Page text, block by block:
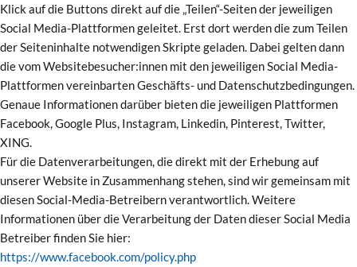
Klick auf die Buttons direkt auf die „Teilen“-Seiten der jeweiligen
Social Media-Plattformen geleitet. Erst dort werden die zum Teilen
der Seiteninhalte notwendigen Skripte geladen. Dabei gelten dann
die vom Websitebesucher:innen mit den jeweiligen Social Media-
Plattformen vereinbarten Geschäfts- und Datenschutzbedingungen.
Genaue Informationen darüber bieten die jeweiligen Plattformen
Facebook, Google Plus, Instagram, Linkedin, Pinterest, Twitter,
XING.
Für die Datenverarbeitungen, die direkt mit der Erhebung auf
unserer Website in Zusammenhang stehen, sind wir gemeinsam mit
diesen Social-Media-Betreibern verantwortlich. Weitere
Informationen über die Verarbeitung der Daten dieser Social Media
Betreiber finden Sie hier:
https://www.facebook.com/policy.php